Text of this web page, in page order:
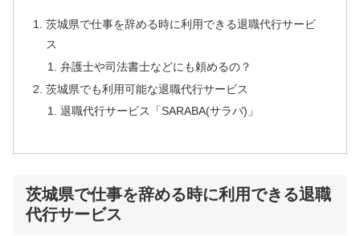
茨城県で仕事を辞める時に利用できる退職代行サービ
ス
弁護士や司法書士などにも頼めるの？
茨城県でも利用可能な退職代行サービス
退職代行サービス「SARABA(サラバ)」
茨城県で仕事を辞める時に利用できる退職
代行サービス